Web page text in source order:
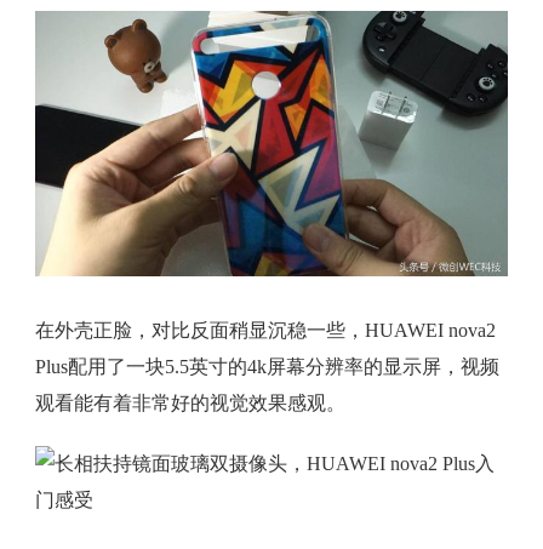
在外壳正脸，对比反面稍显沉稳一些，HUAWEI nova2
Plus配用了一块5.5英寸的4k屏幕分辨率的显示屏，视频
观看能有着非常好的视觉效果感观。